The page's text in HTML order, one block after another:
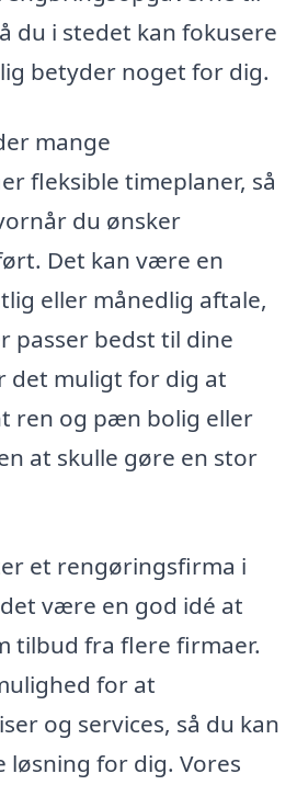
du i stedet kan fokusere
betyder noget for dig.
mange
fleksible timeplaner, så
du ønsker
Det kan være en
eller månedlig aftale,
passer bedst til dine
det muligt for dig at
ren og pæn bolig eller
at skulle gøre en stor
et rengøringsfirma i
være en god idé at
tilbud fra flere firmaer.
for at
og services, så du kan
løsning for dig. Vores